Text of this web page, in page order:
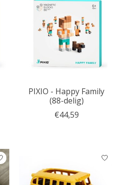
PIXIO - Happy Family
(88-delig)
€44,59